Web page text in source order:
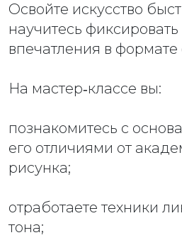
Освойте искусство
научитесь
впечатления в формате
На мастер‑классе вы:
познакомитесь с
его отличиями от
рисунка;
отработаете техники
тона;